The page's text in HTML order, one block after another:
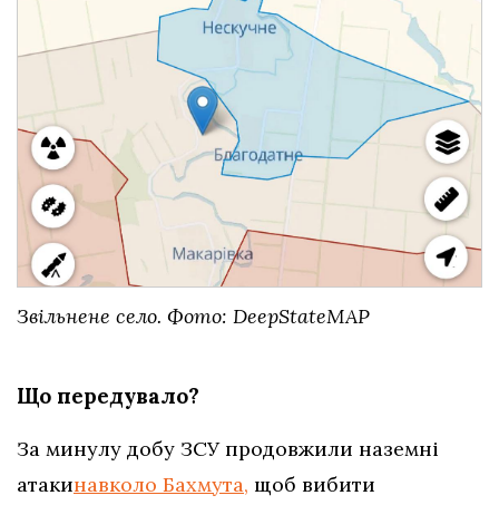
Звільнене село. Фото: DeepStateMAP
Що передувало?
За минулу добу ЗСУ продовжили наземні
атакинавколо Бахмута, щоб вибити